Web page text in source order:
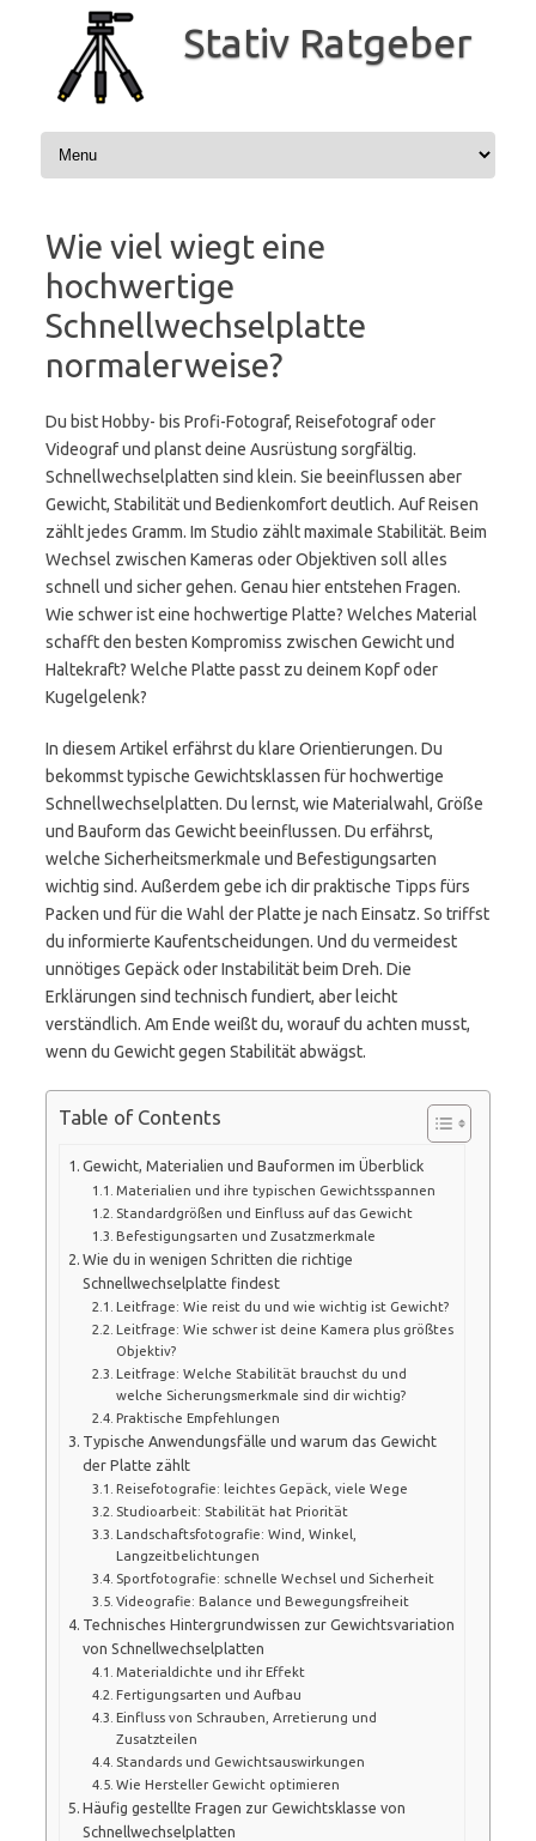
springen
Stativ Ratgeber
Wie viel wiegt eine
hochwertige
Schnellwechselplatte
normalerweise?
Du bist Hobby- bis Profi-Fotograf, Reisefotograf oder
Videograf und planst deine Ausrüstung sorgfältig.
Schnellwechselplatten sind klein. Sie beeinflussen aber
Gewicht, Stabilität und Bedienkomfort deutlich. Auf Reisen
zählt jedes Gramm. Im Studio zählt maximale Stabilität. Beim
Wechsel zwischen Kameras oder Objektiven soll alles
schnell und sicher gehen. Genau hier entstehen Fragen.
Wie schwer ist eine hochwertige Platte? Welches Material
schafft den besten Kompromiss zwischen Gewicht und
Haltekraft? Welche Platte passt zu deinem Kopf oder
Kugelgelenk?
In diesem Artikel erfährst du klare Orientierungen. Du
bekommst typische Gewichtsklassen für hochwertige
Schnellwechselplatten. Du lernst, wie Materialwahl, Größe
und Bauform das Gewicht beeinflussen. Du erfährst,
welche Sicherheitsmerkmale und Befestigungsarten
wichtig sind. Außerdem gebe ich dir praktische Tipps fürs
Packen und für die Wahl der Platte je nach Einsatz. So triffst
du informierte Kaufentscheidungen. Und du vermeidest
unnötiges Gepäck oder Instabilität beim Dreh. Die
Erklärungen sind technisch fundiert, aber leicht
verständlich. Am Ende weißt du, worauf du achten musst,
wenn du Gewicht gegen Stabilität abwägst.
Table of Contents
Gewicht, Materialien und Bauformen im Überblick
Materialien und ihre typischen Gewichtsspannen
Standardgrößen und Einfluss auf das Gewicht
Befestigungsarten und Zusatzmerkmale
Wie du in wenigen Schritten die richtige
Schnellwechselplatte findest
Leitfrage: Wie reist du und wie wichtig ist Gewicht?
Leitfrage: Wie schwer ist deine Kamera plus größtes
Objektiv?
Leitfrage: Welche Stabilität brauchst du und
welche Sicherungsmerkmale sind dir wichtig?
Praktische Empfehlungen
Typische Anwendungsfälle und warum das Gewicht
der Platte zählt
Reisefotografie: leichtes Gepäck, viele Wege
Studioarbeit: Stabilität hat Priorität
Landschaftsfotografie: Wind, Winkel,
Langzeitbelichtungen
Sportfotografie: schnelle Wechsel und Sicherheit
Videografie: Balance und Bewegungsfreiheit
Technisches Hintergrundwissen zur Gewichtsvariation
von Schnellwechselplatten
Materialdichte und ihr Effekt
Fertigungsarten und Aufbau
Einfluss von Schrauben, Arretierung und
Zusatzteilen
Standards und Gewichtsauswirkungen
Wie Hersteller Gewicht optimieren
Häufig gestellte Fragen zur Gewichtsklasse von
Schnellwechselplatten